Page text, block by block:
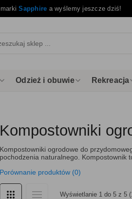
markiSapphire a wyślemy jeszcze dziś!
Odzież i obuwie Rekreacja
Kompostowniki
Kompostowniki ogrodowe do
pochodzenia naturalnego. Kompostownik
Porównanie produktów (0)
Wyświetlanie 1 do 5 z 5